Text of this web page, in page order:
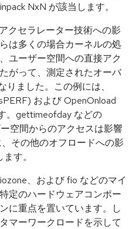
NxN が該当します。
クセラレーター技術への影
は多くの場合カーネルの処
ユーザー空間への直接アク
がって、測定されたオーバ
りました。この例には、
および OpenOnload
。gettimeofday などの
空間からのアクセスは影響
その他のオフロードへの影
す。
、および fio などのマイ
定のハードウェアコンポー
に重点を置いています。し
マーワークロードを示して